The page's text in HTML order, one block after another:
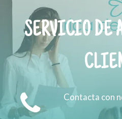
SERVICIO DE
Contacta con